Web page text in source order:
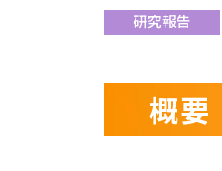
研究報告
概要